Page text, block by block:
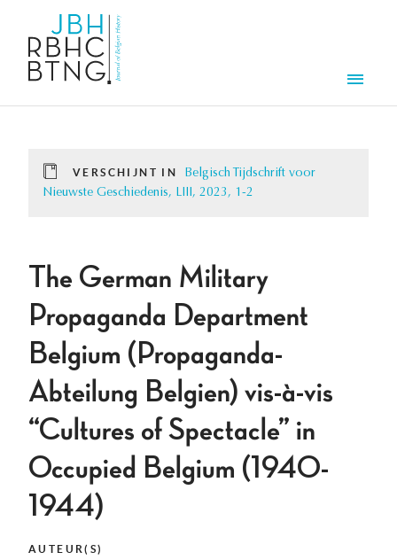
VERSCHIJNT IN
Belgisch Tijdschrift voor
Nieuwste Geschiedenis, LIII, 2023, 1-2
The German Military
Propaganda Department
Belgium (Propaganda-
Abteilung Belgien) vis-à-vis
“Cultures of Spectacle” in
Occupied Belgium (1940-
1944)
AUTEUR(S)